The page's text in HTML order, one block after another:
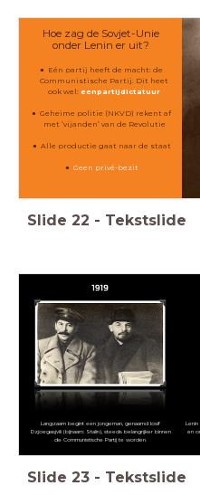
Hoe zag de Sovjet-Unie
onder Lenin er uit?
Eén partij heeft de macht: de
Communistische Partij. Dit heet
ook wel:eenpartijdictatuur
Geheime politie (NKVD) rekent af
met ‘vijanden’ van de Revolutie
Alle productie gaat naar de staat
Geen privé-bezit
Slide 22 - Tekstslide
Langzaam begint een jongeman, genaamd Iosif
Dzjoegasjvili (bijnaam: Stalin), steeds belangrijker binnen
de Communistische Partij te worden.
en
Slide 23 - Tekstslide